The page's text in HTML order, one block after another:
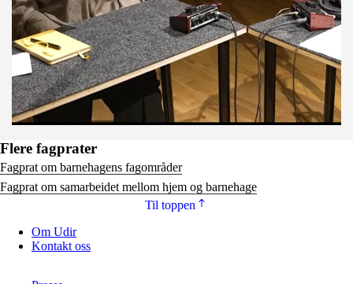
Flere fagprater
Fagprat om barnehagens fagområder
Fagprat om samarbeidet mellom hjem og barnehage
Til toppen
Om Udir
Kontakt oss